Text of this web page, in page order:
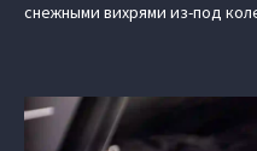
снежными вихрями из-под